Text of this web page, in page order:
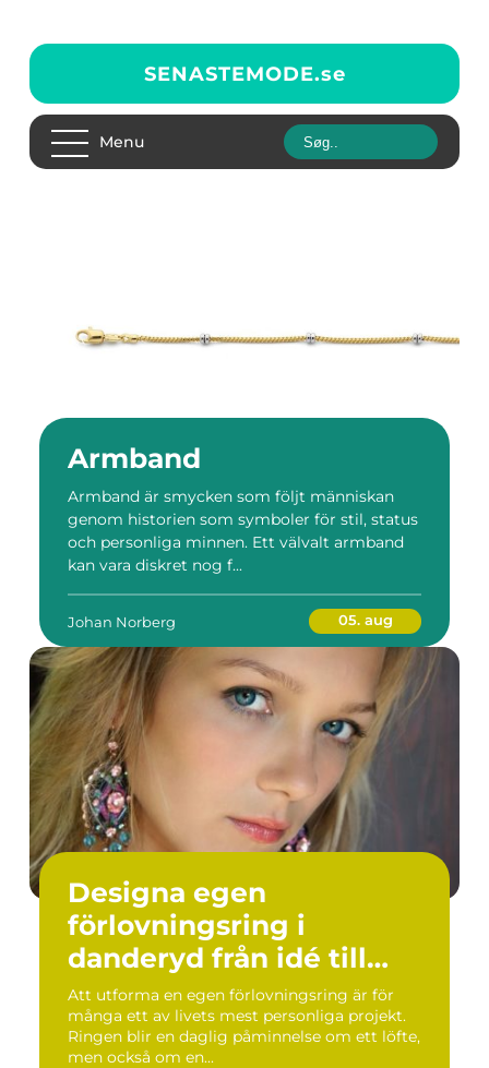
SENASTEMODE.se
Menu
Armband
Armband är smycken som följt människan
genom historien som symboler för stil, status
och personliga minnen. Ett välvalt armband
kan vara diskret nog f...
Johan Norberg 05. aug
Designa egen
förlovningsring i
danderyd från idé till
färdig ring
Att utforma en egen förlovningsring är för
många ett av livets mest personliga projekt.
Ringen blir en daglig påminnelse om ett löfte,
men också om en...